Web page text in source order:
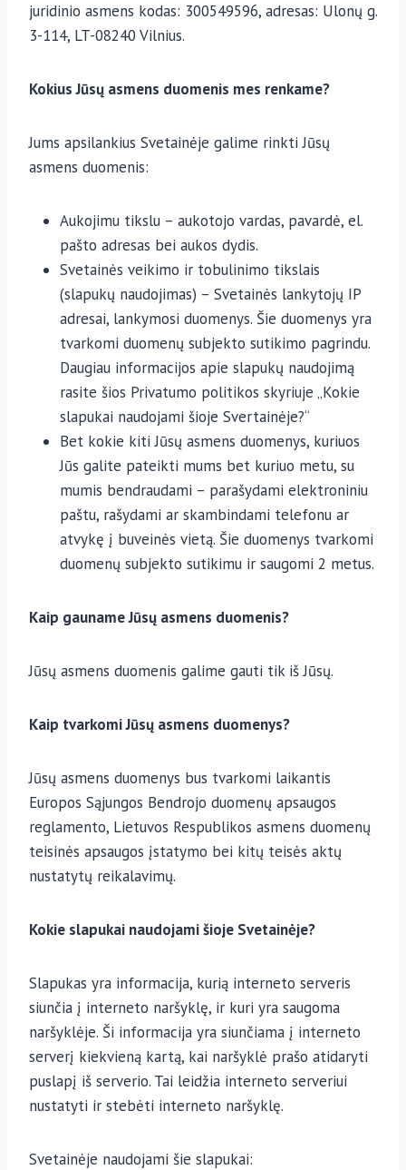
juridinio asmens kodas: 300549596, adresas: Ulonų g.
3-114, LT-08240 Vilnius.
Kokius Jūsų asmens duomenis mes renkame?
Jums apsilankius Svetainėje galime rinkti Jūsų
asmens duomenis:
Aukojimu tikslu – aukotojo vardas, pavardė, el.
pašto adresas bei aukos dydis.
Svetainės veikimo ir tobulinimo tikslais
(slapukų naudojimas) – Svetainės lankytojų IP
adresai, lankymosi duomenys. Šie duomenys yra
tvarkomi duomenų subjekto sutikimo pagrindu.
Daugiau informacijos apie slapukų naudojimą
rasite šios Privatumo politikos skyriuje „Kokie
slapukai naudojami šioje Svertainėje?“
Bet kokie kiti Jūsų asmens duomenys, kuriuos
Jūs galite pateikti mums bet kuriuo metu, su
mumis bendraudami – parašydami elektroniniu
paštu, rašydami ar skambindami telefonu ar
atvykę į buveinės vietą. Šie duomenys tvarkomi
duomenų subjekto sutikimu ir saugomi 2 metus.
Kaip gauname Jūsų asmens duomenis?
Jūsų asmens duomenis galime gauti tik iš Jūsų.
Kaip tvarkomi Jūsų asmens duomenys?
Jūsų asmens duomenys bus tvarkomi laikantis
Europos Sąjungos Bendrojo duomenų apsaugos
reglamento, Lietuvos Respublikos asmens duomenų
teisinės apsaugos įstatymo bei kitų teisės aktų
nustatytų reikalavimų.
Kokie slapukai naudojami šioje Svetainėje?
Slapukas yra informacija, kurią interneto serveris
siunčia į interneto naršyklę, ir kuri yra saugoma
naršyklėje. Ši informacija yra siunčiama į interneto
serverį kiekvieną kartą, kai naršyklė prašo atidaryti
puslapį iš serverio. Tai leidžia interneto serveriui
nustatyti ir stebėti interneto naršyklę.
Svetainėje naudojami šie slapukai: